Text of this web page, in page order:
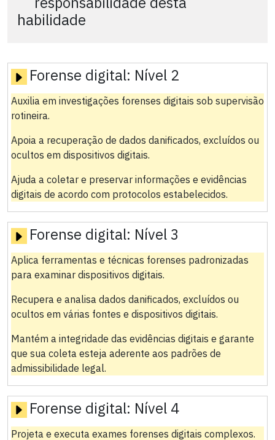
habilidade
Forense digital: Nível 2
Auxilia em investigações forenses digitais sob supervisão
rotineira.
Apoia a recuperação de dados danificados, excluídos ou
ocultos em dispositivos digitais.
Ajuda a coletar e preservar informações e evidências
digitais de acordo com protocolos estabelecidos.
Forense digital: Nível 3
Aplica ferramentas e técnicas forenses padronizadas
para examinar dispositivos digitais.
Recupera e analisa dados danificados, excluídos ou
ocultos em várias fontes e dispositivos digitais.
Mantém a integridade das evidências digitais e garante
que sua coleta esteja aderente aos padrões de
admissibilidade legal.
Forense digital: Nível 4
Projeta e executa exames forenses digitais complexos.